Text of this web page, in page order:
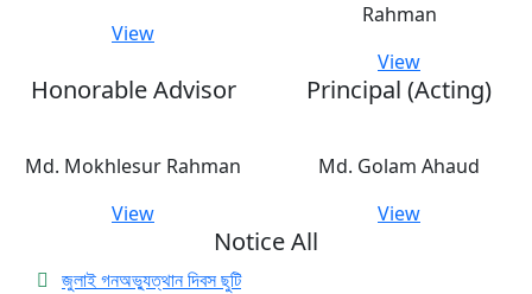
View
Rahman
View
Honorable Advisor
Md. Mokhlesur Rahman
View
Principal (Acting)
Md. Golam Ahaud
View
Notice All
জুলাই গনঅভ্যুত্থান দিবস ছুটি